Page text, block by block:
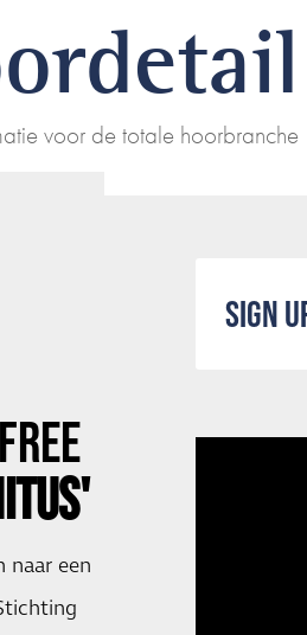
voor de totale hoorbranche
naar een
SIGN